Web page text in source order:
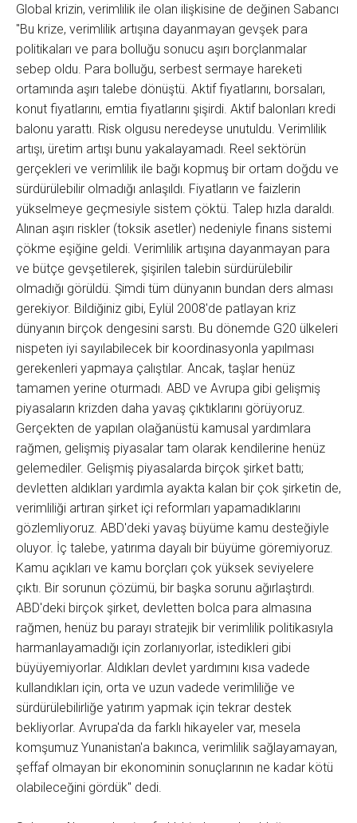
Global krizin, verimlilik ile olan ilişkisine de değinen Sabancı
"Bu krize, verimlilik artışına dayanmayan gevşek para
politikaları ve para bolluğu sonucu aşırı borçlanmalar
sebep oldu. Para bolluğu, serbest sermaye hareketi
ortamında aşırı talebe dönüştü. Aktif fiyatlarını, borsaları,
konut fiyatlarını, emtia fiyatlarını şişirdi. Aktif balonları kredi
balonu yarattı. Risk olgusu neredeyse unutuldu. Verimlilik
artışı, üretim artışı bunu yakalayamadı. Reel sektörün
gerçekleri ve verimlilik ile bağı kopmuş bir ortam doğdu ve
sürdürülebilir olmadığı anlaşıldı. Fiyatların ve faizlerin
yükselmeye geçmesiyle sistem çöktü. Talep hızla daraldı.
Alınan aşırı riskler (toksik asetler) nedeniyle finans sistemi
çökme eşiğine geldi. Verimlilik artışına dayanmayan para
ve bütçe gevşetilerek, şişirilen talebin sürdürülebilir
olmadığı görüldü. Şimdi tüm dünyanın bundan ders alması
gerekiyor. Bildiğiniz gibi, Eylül 2008'de patlayan kriz
dünyanın birçok dengesini sarstı. Bu dönemde G20 ülkeleri
nispeten iyi sayılabilecek bir koordinasyonla yapılması
gerekenleri yapmaya çalıştılar. Ancak, taşlar henüz
tamamen yerine oturmadı. ABD ve Avrupa gibi gelişmiş
piyasaların krizden daha yavaş çıktıklarını görüyoruz.
Gerçekten de yapılan olağanüstü kamusal yardımlara
rağmen, gelişmiş piyasalar tam olarak kendilerine henüz
gelemediler. Gelişmiş piyasalarda birçok şirket battı;
devletten aldıkları yardımla ayakta kalan bir çok şirketin de,
verimliliği artıran şirket içi reformları yapamadıklarını
gözlemliyoruz. ABD'deki yavaş büyüme kamu desteğiyle
oluyor. İç talebe, yatırıma dayalı bir büyüme göremiyoruz.
Kamu açıkları ve kamu borçları çok yüksek seviyelere
çıktı. Bir sorunun çözümü, bir başka sorunu ağırlaştırdı.
ABD'deki birçok şirket, devletten bolca para almasına
rağmen, henüz bu parayı stratejik bir verimlilik politikasıyla
harmanlayamadığı için zorlanıyorlar, istedikleri gibi
büyüyemiyorlar. Aldıkları devlet yardımını kısa vadede
kullandıkları için, orta ve uzun vadede verimliliğe ve
sürdürülebilirliğe yatırım yapmak için tekrar destek
bekliyorlar. Avrupa'da da farklı hikayeler var, mesela
komşumuz Yunanistan'a bakınca, verimlilik sağlayamayan,
şeffaf olmayan bir ekonominin sonuçlarının ne kadar kötü
olabileceğini gördük" dedi.